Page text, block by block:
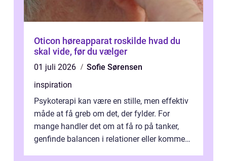
Oticon høreapparat roskilde hvad du
skal vide, før du vælger
01 juli 2026
Sofie Sørensen
inspiration
Psykoterapi kan være en stille, men effektiv
måde at få greb om det, der fylder. For
mange handler det om at få ro på tanker,
genfinde balancen i relationer eller komme